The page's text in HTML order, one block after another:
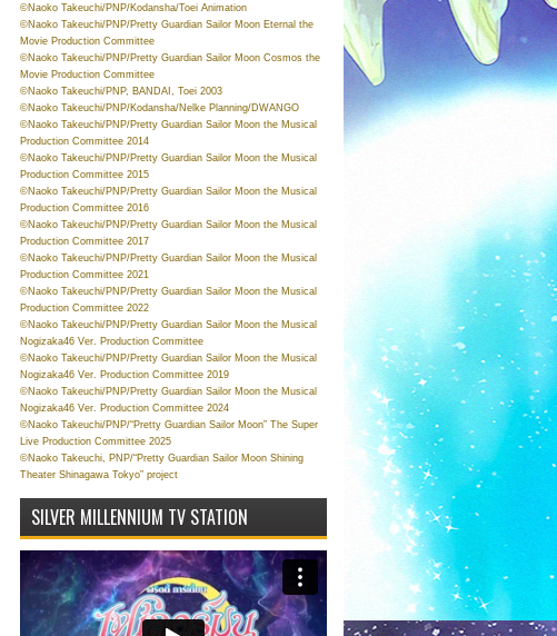
©Naoko Takeuchi/PNP/Kodansha/Toei Animation
©Naoko Takeuchi/PNP/Pretty Guardian Sailor Moon Eternal the
Movie Production Committee
©Naoko Takeuchi/PNP/Pretty Guardian Sailor Moon Cosmos the
Movie Production Committee
©Naoko Takeuchi/PNP, BANDAI, Toei 2003
©Naoko Takeuchi/PNP/Kodansha/Nelke Planning/DWANGO
©Naoko Takeuchi/PNP/Pretty Guardian Sailor Moon the Musical
Production Committee 2014
©Naoko Takeuchi/PNP/Pretty Guardian Sailor Moon the Musical
Production Committee 2015
©Naoko Takeuchi/PNP/Pretty Guardian Sailor Moon the Musical
Production Committee 2016
©Naoko Takeuchi/PNP/Pretty Guardian Sailor Moon the Musical
Production Committee 2017
©Naoko Takeuchi/PNP/Pretty Guardian Sailor Moon the Musical
Production Committee 2021
©Naoko Takeuchi/PNP/Pretty Guardian Sailor Moon the Musical
Production Committee 2022
©Naoko Takeuchi/PNP/Pretty Guardian Sailor Moon the Musical
Nogizaka46 Ver. Production Committee
©Naoko Takeuchi/PNP/Pretty Guardian Sailor Moon the Musical
Nogizaka46 Ver. Production Committee 2019
©Naoko Takeuchi/PNP/Pretty Guardian Sailor Moon the Musical
Nogizaka46 Ver. Production Committee 2024
©Naoko Takeuchi/PNP/“Pretty Guardian Sailor Moon” The Super
Live Production Committee 2025
©Naoko Takeuchi, PNP/“Pretty Guardian Sailor Moon Shining
Theater Shinagawa Tokyo” project
SILVER MILLENNIUM TV STATION